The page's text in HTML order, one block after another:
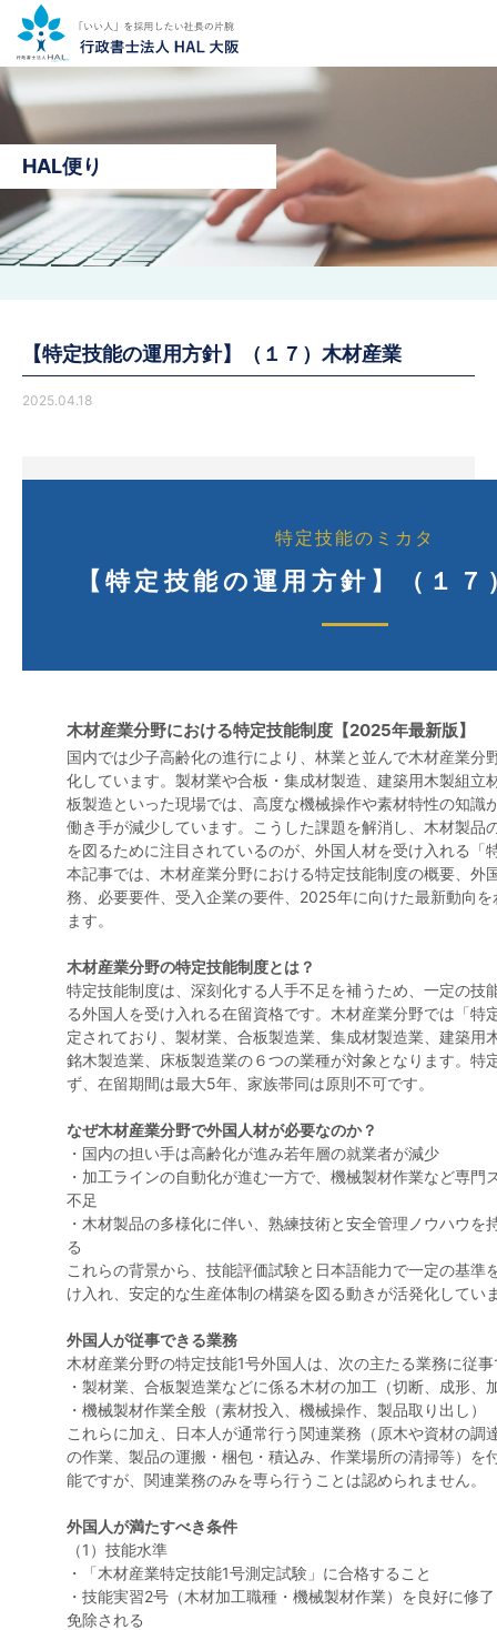
HAL便り
【特定技能の運用方針】（１７）木材産業
2025.04.18
特定技能のミカタ
【特定技能の運用方針】（１
木材産業分野における特定技能制度【2025年最新版】
国内では少子高齢化の進行により、林業と並んで木材産業分
化しています。製材業や合板・集成材製造、建築用木製組立
板製造といった現場では、高度な機械操作や素材特性の知識
働き手が減少しています。こうした課題を解消し、木材製品
を図るために注目されているのが、外国人材を受け入れる「
本記事では、木材産業分野における特定技能制度の概要、外
務、必要要件、受入企業の要件、2025年に向けた最新動向
ます。
木材産業分野の特定技能制度とは？
特定技能制度は、深刻化する人手不足を補うため、一定の技
る外国人を受け入れる在留資格です。木材産業分野では「特
定されており、製材業、合板製造業、集成材製造業、建築用
銘木製造業、床板製造業の６つの業種が対象となります。特
ず、在留期間は最大5年、家族帯同は原則不可です。
なぜ木材産業分野で外国人材が必要なのか？
・国内の担い手は高齢化が進み若年層の就業者が減少
・加工ラインの自動化が進む一方で、機械製材作業など専門
不足
・木材製品の多様化に伴い、熟練技術と安全管理ノウハウを
る
これらの背景から、技能評価試験と日本語能力で一定の基準
け入れ、安定的な生産体制の構築を図る動きが活発化してい
外国人が従事できる業務
木材産業分野の特定技能1号外国人は、次の主たる業務に従
・製材業、合板製造業などに係る木材の加工（切断、成形、
・機械製材作業全般（素材投入、機械操作、製品取り出し）
これらに加え、日本人が通常行う関連業務（原木や資材の調
の作業、製品の運搬・梱包・積込み、作業場所の清掃等）を
能ですが、関連業務のみを専ら行うことは認められません。
外国人が満たすべき条件
（1）技能水準
・「木材産業特定技能1号測定試験」に合格すること
・技能実習2号（木材加工職種・機械製材作業）を良好に修
免除される